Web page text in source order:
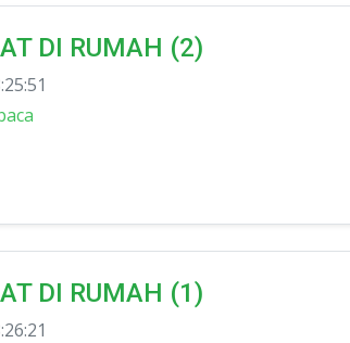
DI RUMAH (2)
DI RUMAH (1)